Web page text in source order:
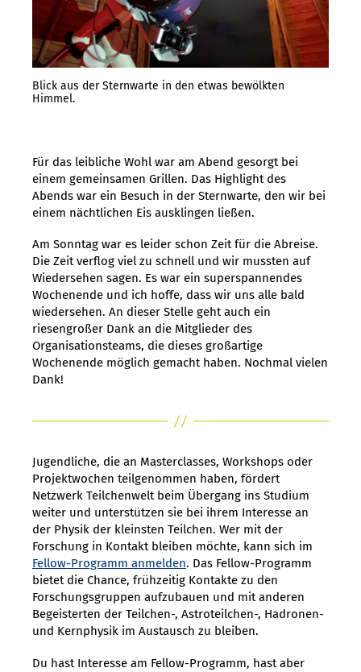
Blick aus der Sternwarte in den etwas bewölkten
Himmel.
Für das leibliche Wohl war am Abend gesorgt bei
einem gemeinsamen Grillen. Das Highlight des
Abends war ein Besuch in der Sternwarte, den wir bei
einem nächtlichen Eis ausklingen ließen.
Am Sonntag war es leider schon Zeit für die Abreise.
Die Zeit verflog viel zu schnell und wir mussten auf
Wiedersehen sagen. Es war ein superspannendes
Wochenende und ich hoffe, dass wir uns alle bald
wiedersehen. An dieser Stelle geht auch ein
riesengroßer Dank an die Mitglieder des
Organisationsteams, die dieses großartige
Wochenende möglich gemacht haben. Nochmal vielen
Dank!
Jugendliche, die an Masterclasses, Workshops oder
Projektwochen teilgenommen haben, fördert
Netzwerk Teilchenwelt beim Übergang ins Studium
weiter und unterstützen sie bei ihrem Interesse an
der Physik der kleinsten Teilchen. Wer mit der
Forschung in Kontakt bleiben möchte, kann sich im
Fellow-Programm anmelden. Das Fellow-Programm
bietet die Chance, frühzeitig Kontakte zu den
Forschungsgruppen aufzubauen und mit anderen
Begeisterten der Teilchen-, Astroteilchen-, Hadronen-
und Kernphysik im Austausch zu bleiben.
Du hast Interesse am Fellow-Programm, hast aber